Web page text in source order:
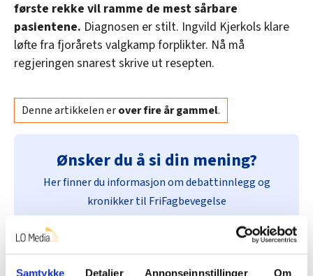
Samtykke Detaljer Annonseinnstillinger Om
første rekke vil ramme de mest sårbare
pasientene. Diagnosen er stilt. Ingvild Kjerkols klare
løfte fra fjorårets valgkamp forplikter. Nå må
regjeringen snarest skrive ut resepten.
Denne artikkelen erover fire år gammel.
Ønsker du å si din mening?
Her finner du informasjon om debattinnlegg og
kronikker til FriFagbevegelse